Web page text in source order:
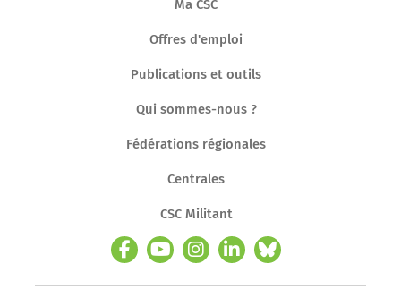
Ma CSC
Offres d'emploi
Publications et outils
Qui sommes-nous ?
Fédérations régionales
Centrales
CSC Militant